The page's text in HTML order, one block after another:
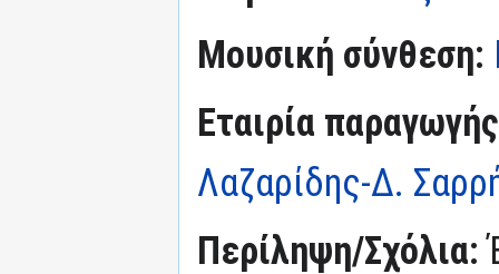
Μουσική σύνθεση:
Εταιρία
Λαζαρίδης-Δ.
Περίληψη/Σχόλια: